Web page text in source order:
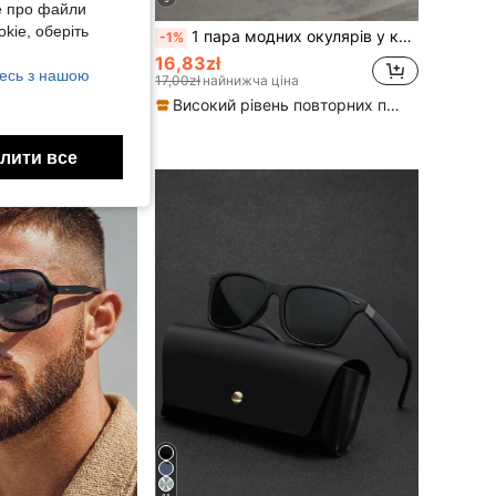
-1% 1 пара модних окулярів у квадратній оправі в стилі Y2K, ідеально підходять для щоденного повсякденного образу та фотографії, ідеальний аксесуар для пляжного одягу, створюючи вуличний образ, підходять для поєднання зі светрами, куртками, худі, легінсами та штанами-карго, демонструючи богемний стиль, ідеально підходять для літнього пляжного відпочинку, активного відпочинку на свіжому повітрі та подорожей.
16,83zł
17,00złнайнижча ціна
Високий рівень повторних покупців
про файли
оберіть
з нашою
все